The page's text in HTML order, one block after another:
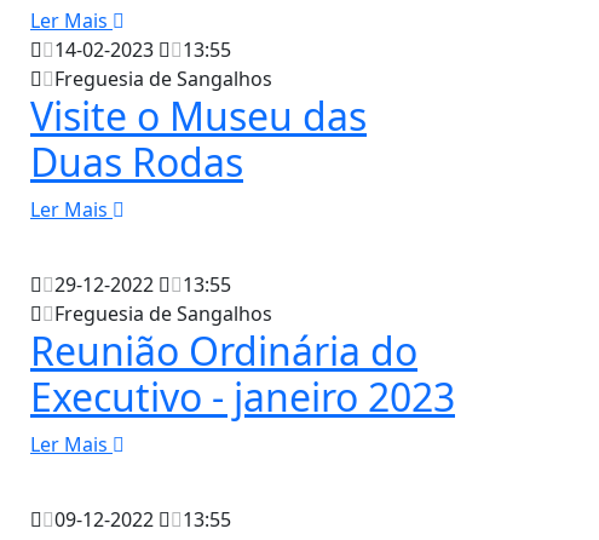
Ler Mais
14-02-2023
13:55
Freguesia de Sangalhos
Visite o Museu das
Duas Rodas
Ler Mais
29-12-2022
13:55
Freguesia de Sangalhos
Reunião Ordinária do
Executivo - janeiro 2023
Ler Mais
09-12-2022
13:55